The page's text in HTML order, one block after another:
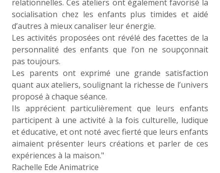
relationnelles. Ces ateliers ont également favorisé la
socialisation chez les enfants plus timides et aidé
d’autres à mieux canaliser leur énergie.
Les activités proposées ont révélé des facettes de la
personnalité des enfants que l‘on ne soupçonnait
pas toujours.
Les parents ont exprimé une grande satisfaction
quant aux ateliers, soulignant la richesse de l’univers
proposé à chaque séance.
Ils apprécient particulièrement que leurs enfants
participent à une activité à la fois culturelle, ludique
et éducative, et ont noté avec fierté que leurs enfants
aimaient présenter leurs créations et parler de ces
expériences à la maison."
Rachelle Ede Animatrice